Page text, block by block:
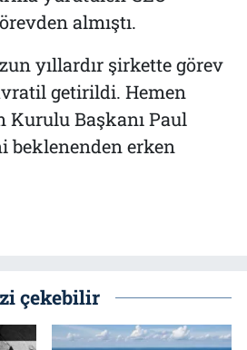
almıştı.
yıllardır şirkette görev
getirildi. Hemen
Kurulu Başkanı Paul
beklenenden erken
çekebilir